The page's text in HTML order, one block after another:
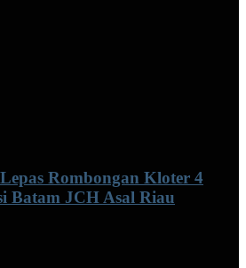
Rombongan Kloter 4
Batam JCH Asal Riau